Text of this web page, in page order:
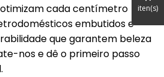
iten(s)
cada centímetro
embutidos e
que garantem beleza
nos e dê o primeiro passo